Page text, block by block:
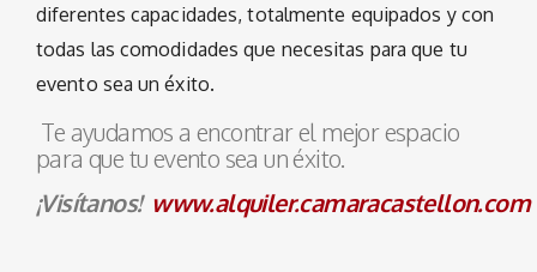
diferentes capacidades, totalmente equipados y con
todas las comodidades que necesitas para que tu
evento sea un éxito.
Te ayudamos a encontrar el mejor espacio
para que tu evento sea un éxito.
¡Visítanos! www.alquiler.camaracastellon.com